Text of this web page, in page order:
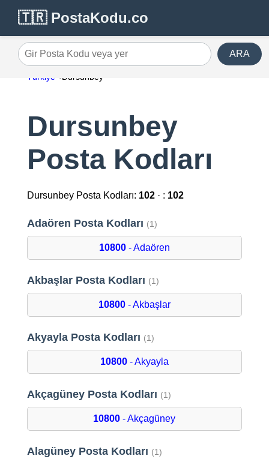
🇹🇷 PostaKodu.co
Gir Posta Kodu veya yer ARA
Türkiye Dursunbey
Dursunbey
Posta Kodları
Dursunbey Posta Kodları: 102· : 102
Adaören Posta Kodları (1)
10800- Adaören
Akbaşlar Posta Kodları (1)
10800- Akbaşlar
Akyayla Posta Kodları (1)
10800- Akyayla
Akçagüney Posta Kodları (1)
10800 - Akçagüney
Alagüney Posta Kodları (1)